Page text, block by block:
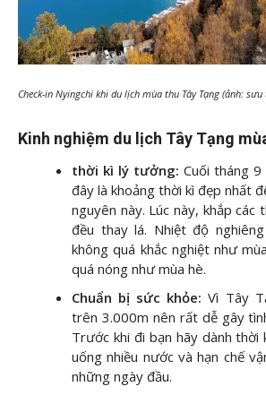
Check-in Nyingchi khi du lịch mùa thu Tây Tạng (ảnh:
Kinh nghiệm du lịch Tây Tạng
thời kì lý tưởng: Cuối tháng
đây là khoảng thời kì đẹp nhất
nguyên này. Lúc này, khắp các
đều thay lá. Nhiệt độ
không quá khắc nghiệt như
quá nóng như mùa hè.
Chuẩn bị sức khỏe: Vì Tây
trên 3.000m nên rất dễ gây
Trước khi đi bạn hãy dành thời
uống nhiều nước và hạn chế
những ngày đầu.